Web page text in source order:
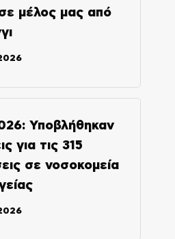
μέλος μας από
Υποβλήθηκαν
για τις 315
σε νοσοκομεία